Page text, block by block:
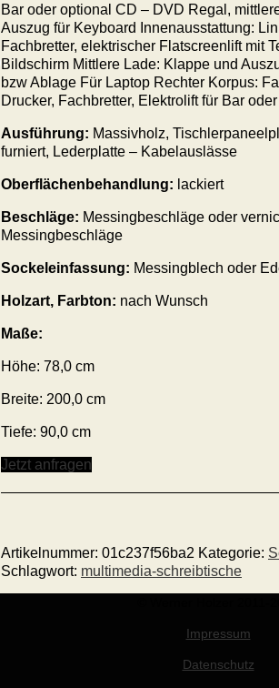
Bar oder optional CD – DVD Regal,
Auszug für Keyboard Innenausstattung:
Fachbretter, elektrischer F latscreenlift mit
Bildschirm Mittlere Lade: Klappe und
bzw Ablage Für Laptop Rechter Korpus:
Drucker, Fachbretter, Elektrolift für Bar
Ausführung: Massivholz,
furniert, Lederplatte – Kabelauslässe
Oberflächenbehandlung: lackiert
Beschläge: Messingbeschläge oder
Messingbeschläge
Sockeleinfassung: Messingblech oder
Holzart, Farbton: nach Wunsch
Maße:
Höhe: 78,0 cm
Breite: 200,0 cm
Tiefe: 90,0 cm
Jetzt anfragen
Artikelnummer: 01c237f56ba2 Kategorie:
Schlagwort: multimedia-schreibtische
Impressum
Datenschutz